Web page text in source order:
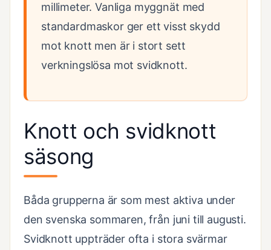
millimeter. Vanliga myggnät med
standardmaskor ger ett visst skydd
mot knott men är i stort sett
verkningslösa mot svidknott.
Knott och svidknott
säsong
Båda grupperna är som mest aktiva under
den svenska sommaren, från juni till augusti.
Svidknott uppträder ofta i stora svärmar